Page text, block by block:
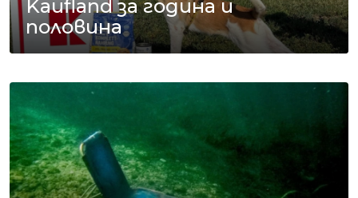
Kaufland за година и
половина